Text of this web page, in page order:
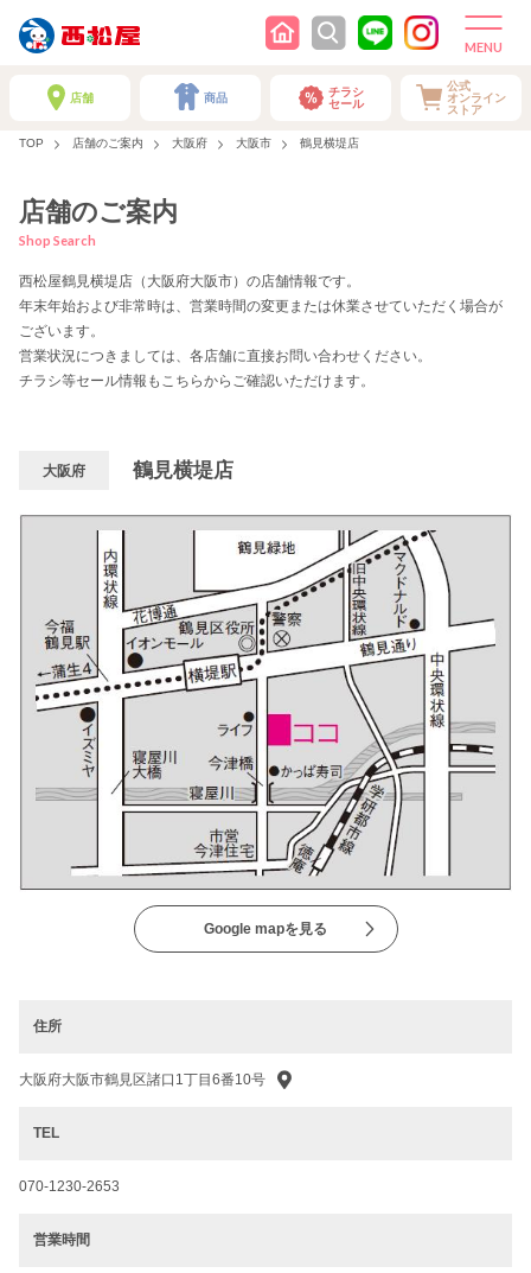
店舗 商品
チラシ
セール
公式
オンライン
ストア
TOP 店舗のご案内 大阪府 大阪市 鶴見横堤店
店舗のご案内
Shop Search
西松屋鶴見横堤店（大阪府大阪市）の店舗情報です。
年末年始および非常時は、営業時間の変更または休業させていただく場合が
ございます。
営業状況につきましては、各店舗に直接お問い合わせください。
チラシ等セール情報もこちらからご確認いただけます。
大阪府 鶴見横堤店
Google mapを見る
住所
大阪府大阪市鶴見区諸口1丁目6番10号
TEL
070-1230-2653
営業時間